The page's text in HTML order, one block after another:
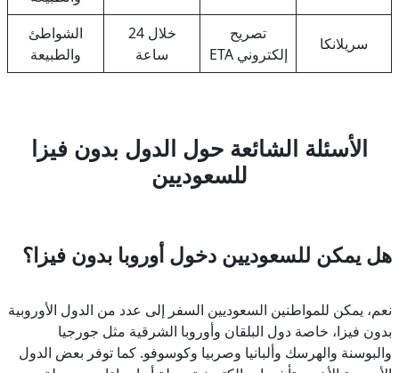
سريلانكا
تصريح
إلكتروني ETA
خلال 24
ساعة
الشواطئ
والطبيعة
الأسئلة الشائعة حول الدول بدون فيزا
للسعوديين
هل يمكن للسعوديين دخول أوروبا بدون فيزا؟
نعم، يمكن للمواطنين السعوديين السفر إلى عدد من الدول الأوروبية
بدون فيزا، خاصة دول البلقان وأوروبا الشرقية مثل جورجيا
والبوسنة والهرسك وألبانيا وصربيا وكوسوفو. كما توفر بعض الدول